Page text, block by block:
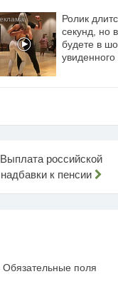
Ролик
секунд, но
будете в
увиденного
Выплата российской
надбавки к пенсии
Обязательные поля